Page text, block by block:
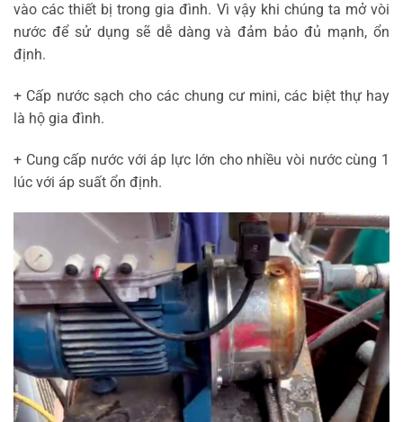
vào các thiết bị trong gia đình. Vì vậy khi chúng ta mở vòi
nước để sử dụng sẽ dễ dàng và đảm bảo đủ mạnh, ổn
định.
+ Cấp nước sạch cho các chung cư mini, các biệt thự hay
là hộ gia đình.
+ Cung cấp nước với áp lực lớn cho nhiều vòi nước cùng 1
lúc với áp suất ổn định.